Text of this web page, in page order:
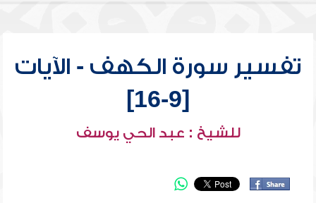
تفسير سورة الكهف - الآيات
[9-16]
للشيخ : عبد الحي يوسف